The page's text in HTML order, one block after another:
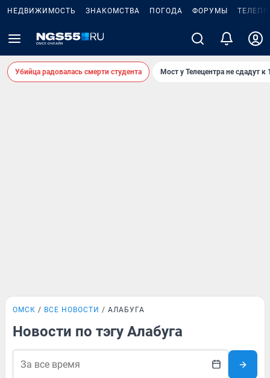
НЕДВИЖИМОСТЬ ЗНАКОМСТВА ПОГОДА ФОРУМЫ
Убийца радовалась смерти студента Мост у Телецентра не сдадут к
ОМСК ВСЕ НОВОСТИ АЛАБУГА
Новости по тэгу Алабуга